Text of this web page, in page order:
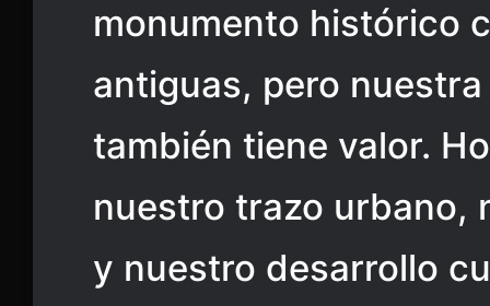
monumento histórico
antiguas, pero
también tiene valor.
nuestro trazo urbano,
y nuestro desarrollo